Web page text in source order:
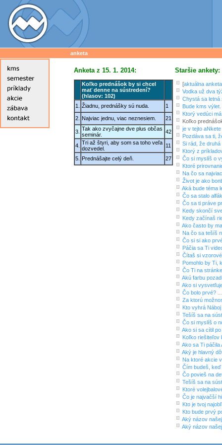
anketa
Anketa z 15. 1. 2014:
Koľko prednášok by si chcel
mať denne na sústredení?
(hlasov: 102)
1.
Žiadnu, prednášky sú nuda. 1
2. Najviac jednu, viac neznesiem. 21
3. Tak ako zvyčajne dve plus občas
seminár.
42
4. Tri až štyri, aby som sa toho veľa
dozvedel.
11
5. Prednášajte celý deň. 27
Staršie ankety:
[aktuálna anketa
Vodka už dva
Chystá sa letná
Bude kms
Ktorý vedúci
Koľko
je v tejto
Pozdáva sa ti,
Si rád, že
Ktorý z
Čo si myslíš o
Ktoré
Na čo sa
Život je ako
Aká bude téma
Čo sa stalo
Čo sa ti práve
Kedy skončí
Kedy začínaš
Ako často by
Na čo sa tešíš
Čo si si ako
Páčia sa Ti
Čítaš si
Pomohlo by Ti,
Čo Ti na
Akú farbu
Ako si
Čo bolo prvé?
Za ktorú
Kto vyhrá
Tešíš sa na
Čo si myslíš o
Ako si sa cítil po
Koľko riešiteľov
Ako sa Ti páčila
Aký je hlavný
Na ktoré akcie
Čím budeš,
Čo povieš na
Tešíš sa na
Ktoré
Čo je najvačší
Kto je tvoj
Kto bude prvý
Aký názov
Aký názov